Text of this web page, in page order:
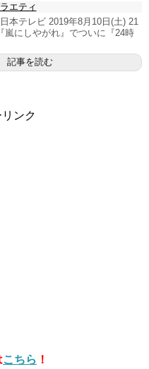
エティ
本テレビ 2019年8月10日(土) 21
嵐にしやがれ』でついに『24時
記事を読む
ンク
こちら ！